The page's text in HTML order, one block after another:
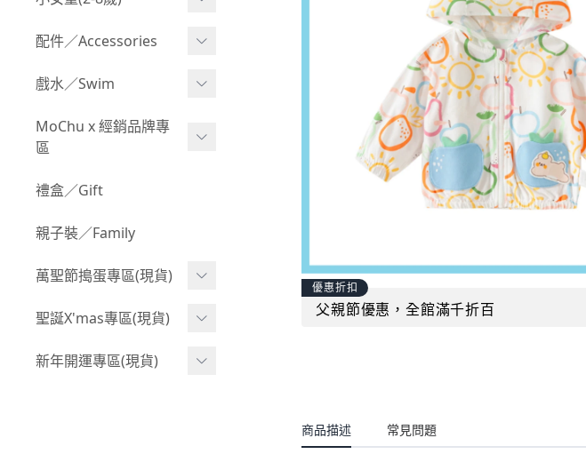
BABY 外套
BABY 上身(短袖)
BABY 下身(短褲)
BABY 下身(長褲)
BABY 套裝(短袖)
BABY 套裝(長袖)
Boy 上身(長袖)
Boy 套裝(短袖)
叢林探險系列
小紳士系列
韓國小歐巴
Girl 上身(短袖)
Girl 上身(長袖)
Girl 下身(長褲)
Girl 套裝(短袖)
率性牛仔風
夢幻童話系列
小洋裝系列
配件／Accessories
Acc 口水巾
Acc 襪子
Acc 鞋子
Acc 餐具
Acc 寢具
Acc 其他
戲水／Swim
泳裝
泳具
野餐趣
MoChu x 經銷品牌專
區
©Wonchi 台灣 ｜ 兒童軟
©Disney 美國｜嬰兒用品
©風車圖書 台灣｜兒童圖
嘴
禮盒／Gift
親子裝／Family
萬聖節搗蛋專區(現貨)
萬聖造型頭套(3歲以上)
萬聖.嬰幼兒(0-2歲)
聖誕X'mas專區(現貨)
聖誕.嬰幼兒(0-2歲)
新年開運專區(現貨)
優惠折扣
父親節優惠，全館滿千折百
商品描述 常見問題